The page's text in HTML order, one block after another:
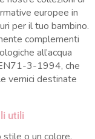
europee in
per il tuo bambino.
complementi
all’acqua
3-1994, che
vernici destinate
utili